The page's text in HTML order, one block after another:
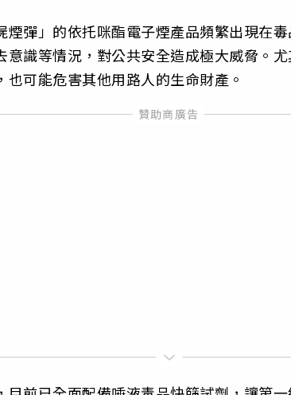
煙彈」的依托咪酯電子煙產品頻繁出現在
意識等情況，對公共安全造成極大威脅。
可能危害其他用路人的生命財產。